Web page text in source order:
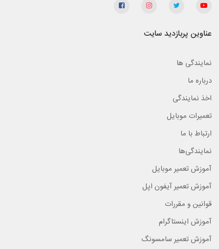
عناوین پربازدید سایت
نمایندگی ها
درباره ما
اخذ نمایندگی
تعمیرات موبایل
ارتباط با ما
نمایندگی‌ها
آموزش تعمیر موبایل
آموزش تعمیر آیفون اپل
قوانین و مقررات
آموزش اینستاگرام
آموزش تعمیر سامسونگ